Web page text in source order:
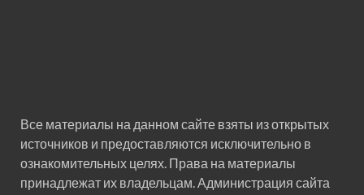
Все материалы на данном сайте взяты из открытых
источников и предоставляются исключительно в
ознакомительных целях. Права на материалы
принадлежат их владельцам. Администрация сайта